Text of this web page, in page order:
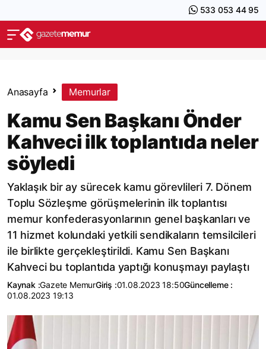
533 053 44 95
Anasayfa Memurlar
Kamu Sen Başkanı Önder
Kahveci ilk toplantıda neler
söyledi
Yaklaşık bir ay sürecek kamu görevlileri 7. Dönem
Toplu Sözleşme görüşmelerinin ilk toplantısı
memur konfederasyonlarının genel başkanları ve
11 hizmet kolundaki yetkili sendikaların temsilcileri
ile birlikte gerçekleştirildi. Kamu Sen Başkanı
Kahveci bu toplantıda yaptığı konuşmayı paylaştı
Kaynak :Gazete MemurGiriş :01.08.2023 18:50Güncelleme :
01.08.2023 19:13